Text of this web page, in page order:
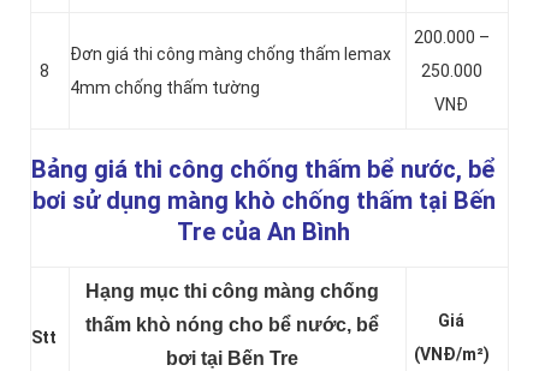
8
Đơn giá thi công màng chống thấm lemax
4mm chống thấm tường
200.000 –
250.000
VNĐ
Bảng giá thi công chống thấm bể nước, bể
bơi sử dụng màng khò chống thấm tại Bến
Tre của An Bình
Stt
Hạng mục thi công màng chống
thấm khò nóng cho bể nước, bể
bơi tại Bến Tre
Giá
(VNĐ/m²)